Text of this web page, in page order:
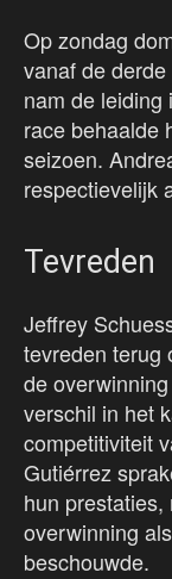
Op zondag
vanaf de
nam de leiding
race behaalde
seizoen.
respectievelijk
Tevreden
Jeffrey
tevreden terug
de
verschil in het
competitiviteit
Gutiérrez
hun
overwinning
beschouwde.